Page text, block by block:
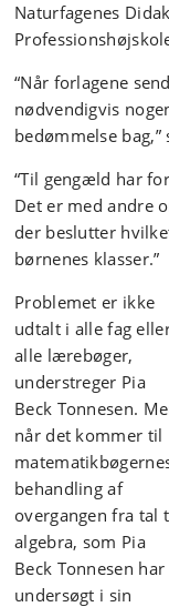
Naturfagenes
“Når forlagene
nødvendigvis
bedømmelse bag,”
“Til gengæld har
Det er med andre
der beslutter
børnenes klasser.”
Problemet er ikke
udtalt i alle fag
alle lærebøger,
understreger Pia
Beck Tonnesen.
når det kommer til
behandling af
overgangen fra tal
algebra, som Pia
Beck Tonnesen har
undersøgt i sin